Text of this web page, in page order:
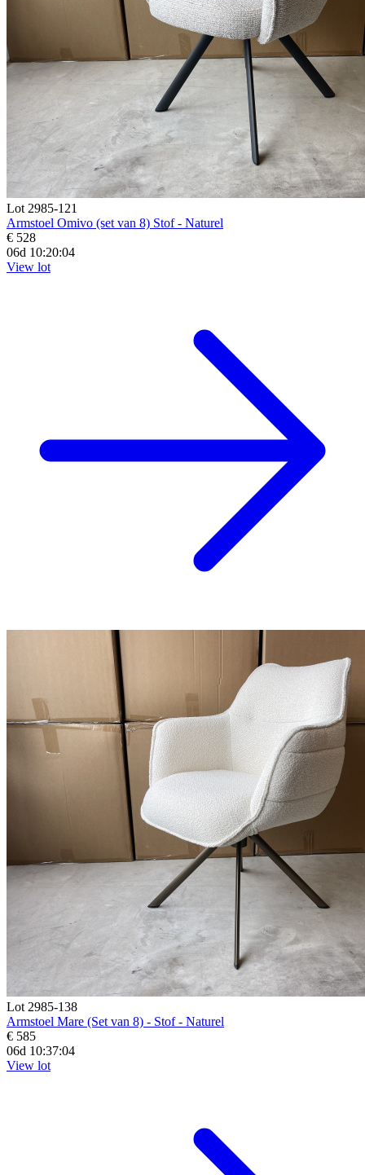
Lot 2985-121
Armstoel Omivo (set van 8) Stof - Naturel
€ 528
06d 10:20:03
View lot
Lot 2985-138
Armstoel Mare (Set van 8) - Stof - Naturel
€ 585
06d 10:37:03
View lot